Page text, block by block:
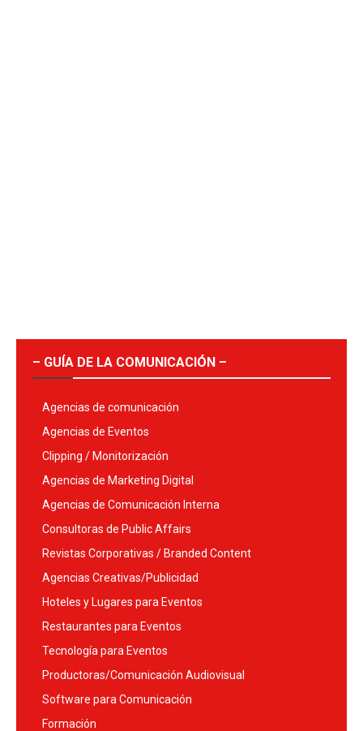
– GUÍA DE LA COMUNICACIÓN –
Agencias de comunicación
Agencias de Eventos
Clipping / Monitorización
Agencias de Marketing Digital
Agencias de Comunicación Interna
Consultoras de Public Affairs
Revistas Corporativas / Branded Content
Agencias Creativas/Publicidad
Hoteles y Lugares para Eventos
Restaurantes para Eventos
Tecnología para Eventos
Productoras/Comunicación Audiovisual
Software para Comunicación
Formación